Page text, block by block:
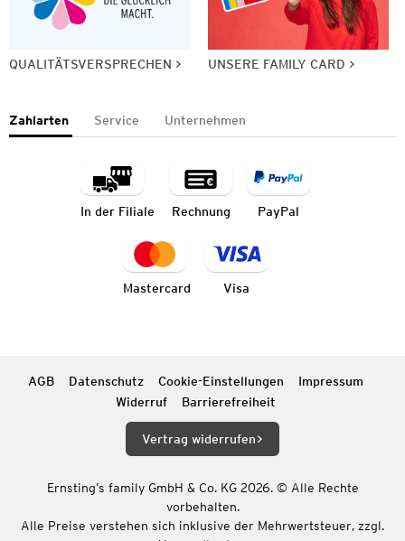
QUALITÄTSVERSPRECHEN UNSERE FAMILY CARD
Zahlarten Service Unternehmen
In der Filiale Rechnung PayPal
Mastercard Visa
AGB Datenschutz Cookie-Einstellungen
Impressum
Widerruf
Barrierefreiheit
Vertrag widerrufen
Ernsting’s family GmbH & Co. KG 2026. © Alle Rechte
vorbehalten.
Alle Preise verstehen sich inklusive der Mehrwertsteuer, zzgl.